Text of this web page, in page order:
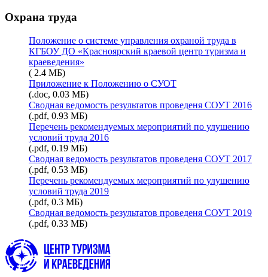
Охрана труда
Положение о системе управления охраной труда в
КГБОУ ДО «Красноярский краевой центр туризма и
краеведения»
( 2.4 МБ)
Приложение к Положению о СУОТ
(.doc, 0.03 МБ)
Сводная ведомость результатов проведеня СОУТ 2016
(.pdf, 0.93 МБ)
Перечень рекомендуемых мероприятий по улушению
условий труда 2016
(.pdf, 0.19 МБ)
Сводная ведомость результатов проведеня СОУТ 2017
(.pdf, 0.53 МБ)
Перечень рекомендуемых мероприятий по улушению
условий труда 2019
(.pdf, 0.3 МБ)
Сводная ведомость результатов проведеня СОУТ 2019
(.pdf, 0.33 МБ)